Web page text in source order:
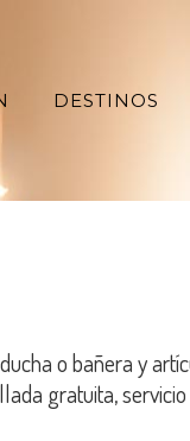
DESTINOS
o bañera y
gratuita,